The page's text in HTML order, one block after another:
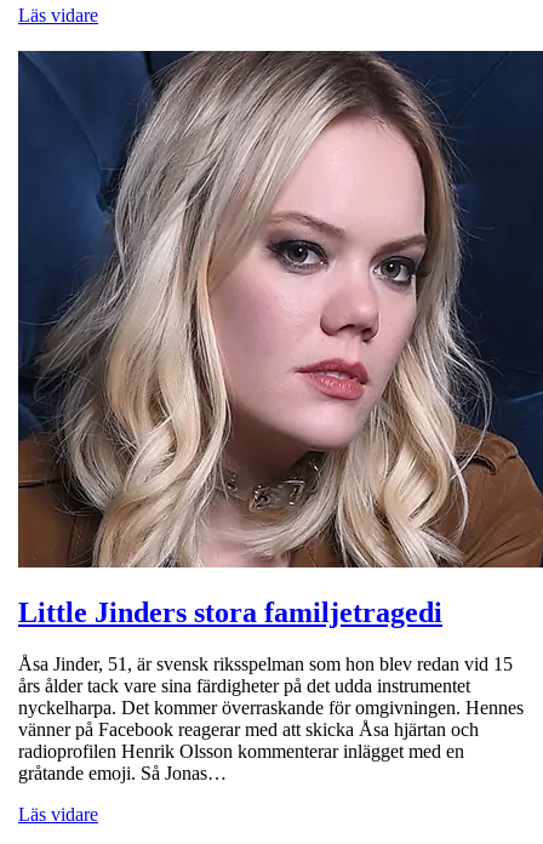
Läs vidare
Little Jinders stora familjetragedi
Åsa Jinder, 51, är svensk riksspelman som hon blev redan vid 15
års ålder tack vare sina färdigheter på det udda instrumentet
nyckelharpa. Det kommer överraskande för omgivningen. Hennes
vänner på Facebook reagerar med att skicka Åsa hjärtan och
radioprofilen Henrik Olsson kommenterar inlägget med en
gråtande emoji. Så Jonas…
Läs vidare